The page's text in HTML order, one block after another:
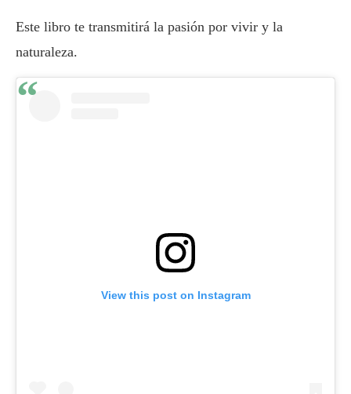
Este libro te transmitirá la pasión por vivir y la
naturaleza.
View this post on Instagram